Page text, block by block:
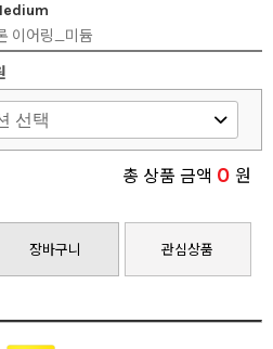
이어링_미듐
총 상품 금액 0 원
장바구니 관심상품